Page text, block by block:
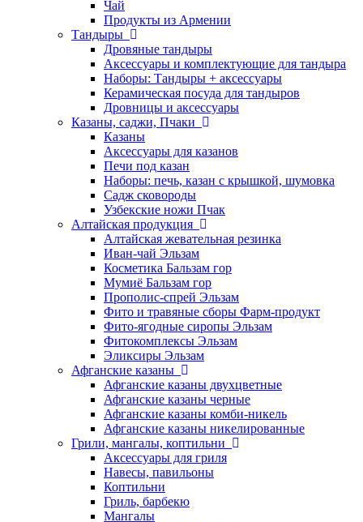
Чай
Продукты из Армении
Тандыры
Дровяные тандыры
Аксессуары и комплектующие для тандыра
Наборы: Тандыры + аксессуары
Керамическая посуда для тандыров
Дровницы и аксессуары
Казаны, саджи, Пчаки
Казаны
Аксессуары для казанов
Печи под казан
Наборы: печь, казан с крышкой, шумовка
Садж сковороды
Узбекские ножи Пчак
Алтайская продукция
Алтайская жевательная резинка
Иван-чай Эльзам
Косметика Бальзам гор
Мумиё Бальзам гор
Прополис-спрей Эльзам
Фито и травяные сборы Фарм-продукт
Фито-ягодные сиропы Эльзам
Фитокомплексы Эльзам
Эликсиры Эльзам
Афганские казаны
Афганские казаны двухцветные
Афганские казаны черные
Афганские казаны комби-никель
Афганские казаны никелированные
Грили, мангалы, коптильни
Аксессуары для гриля
Навесы, павильоны
Коптильни
Гриль, барбекю
Мангалы